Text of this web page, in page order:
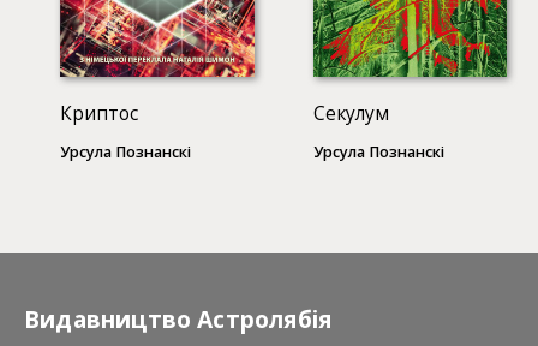
Криптос
Урсула Познанскі
Секулум
Урсула Познанскі
Видавництво Астролябія